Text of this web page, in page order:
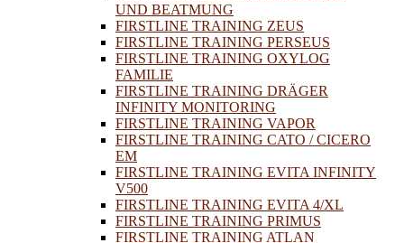
UND BEATMUNG
FIRSTLINE TRAINING ZEUS
FIRSTLINE TRAINING PERSEUS
FIRSTLINE TRAINING OXYLOG
FAMILIE
FIRSTLINE TRAINING DRÄGER
INFINITY MONITORING
FIRSTLINE TRAINING VAPOR
FIRSTLINE TRAINING CATO / CICERO
EM
FIRSTLINE TRAINING EVITA INFINITY
V500
FIRSTLINE TRAINING EVITA 4/XL
FIRSTLINE TRAINING PRIMUS
FIRSTLINE TRAINING ATLAN